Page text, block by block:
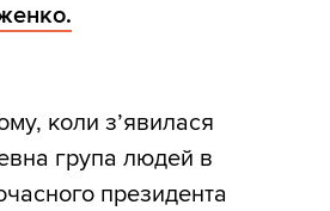
коли з’явилася
група людей в
президента